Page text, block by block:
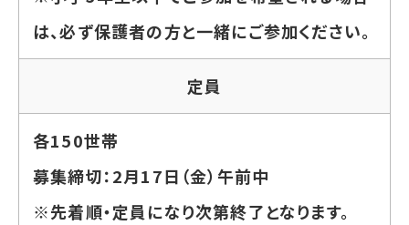
は、必ず保護者の方と一緒にご参加ください。
定員
各150世帯
募集締切：2月17日（金）午前中
※先着順・定員になり次第終了となります。